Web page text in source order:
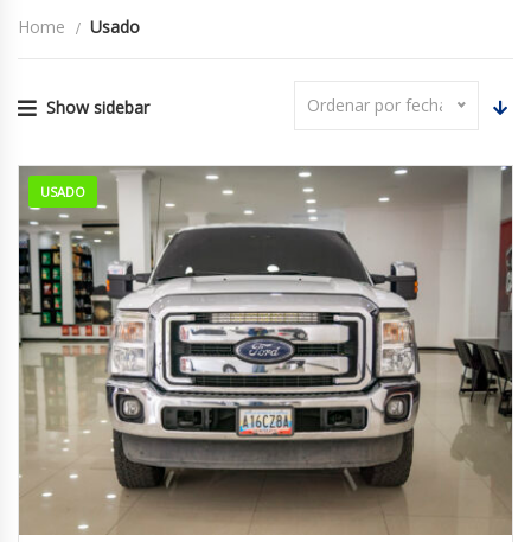
Home Usado
Show sidebar Ordenar por fecha
USADO